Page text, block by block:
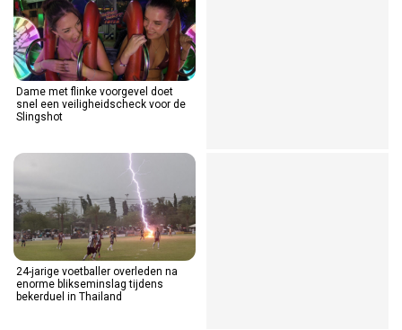
Dame met flinke voorgevel doet
snel een veiligheidscheck voor de
Slingshot
24-jarige voetballer overleden na
enorme blikseminslag tijdens
bekerduel in Thailand